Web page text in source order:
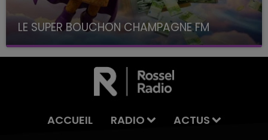
LE SUPER BOUCHON CHAMPAGNE FM
avec La Famille Champagne FM, à 8H10
ACCUEIL RADIO
ACTUS